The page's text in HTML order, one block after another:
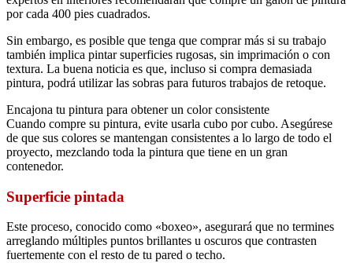
por cada 400 pies cuadrados.
Sin embargo, es posible que tenga que comprar más si su trabajo
también implica pintar superficies rugosas, sin imprimación o con
textura. La buena noticia es que, incluso si compra demasiada
pintura, podrá utilizar las sobras para futuros trabajos de retoque.
Encajona tu pintura para obtener un color consistente
Cuando compre su pintura, evite usarla cubo por cubo. Asegúrese
de que sus colores se mantengan consistentes a lo largo de todo el
proyecto, mezclando toda la pintura que tiene en un gran
contenedor.
Superficie pintada
Este proceso, conocido como «boxeo», asegurará que no termines
arreglando múltiples puntos brillantes u oscuros que contrasten
fuertemente con el resto de tu pared o techo.